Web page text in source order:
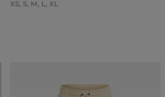
XS, S, M, L, XL